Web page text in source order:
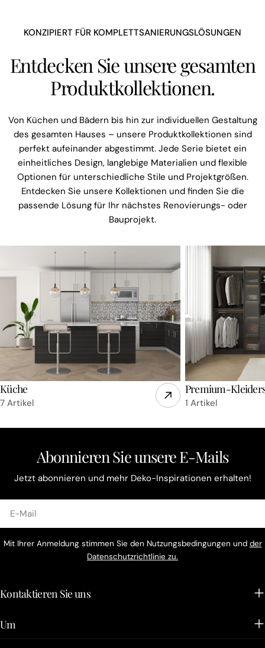
KONZIPIERT FÜR KOMPLETTSANIERUNGSLÖSUNGEN
Entdecken Sie unsere gesamten
Produktkollektionen.
Von Küchen und Bädern bis hin zur individuellen Gestaltung
des gesamten Hauses – unsere Produktkollektionen sind
perfekt aufeinander abgestimmt. Jede Serie bietet ein
einheitliches Design, langlebige Materialien und flexible
Optionen für unterschiedliche Stile und Projektgrößen.
Entdecken Sie unsere Kollektionen und finden Sie die
passende Lösung für Ihr nächstes Renovierungs- oder
Bauprojekt.
Küche
7 Artikel
Premium-
1 Artikel
Abonnieren Sie unsere E-Mails
Jetzt abonnieren und mehr Deko-Inspirationen erhalten!
Mail
Mit Ihrer Anmeldung stimmen Sie den Nutzungsbedingungen und der
Datenschutzrichtlinie zu.
Kontaktieren Sie uns
Um